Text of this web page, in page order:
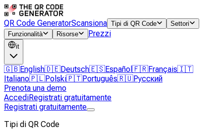
QR Code GeneratorScansiona Tipi di QR Code
Settori
Funzionalità
Risorse Prezzi
it
🇬🇧English🇩🇪Deutsch🇪🇸Español 🇫🇷Français🇮🇹
Italiano🇵🇱Polski🇵🇹Português🇷🇺Русский
Prenota una demo
AccediRegistrati gratuitamente
Registrati gratuitamente
Tipi di QR Code